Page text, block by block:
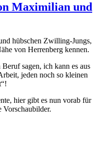
Maximilian und
hübschen Zwilling-Jungs,
von Herrenberg kennen.
sagen, ich kann es aus
jeden noch so kleinen
hier gibt es nun vorab für
Vorschaubilder.